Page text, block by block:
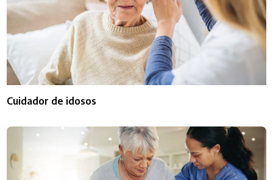
Cuidador de idosos